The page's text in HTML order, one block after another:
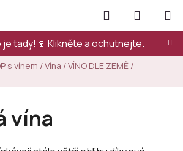
je tady!🍷 Klikněte a ochutnejte.
Hledat
KOŠÍK
s vínem /Vína /VÍNO DLE ZEMĚ /
vína